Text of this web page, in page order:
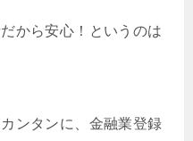
から安心！というのは
ンタンに、金融業登録